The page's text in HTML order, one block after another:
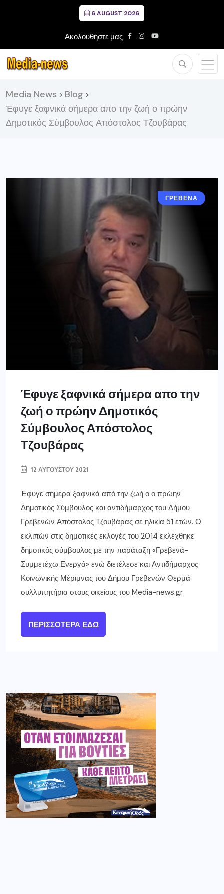
6 AUGUST 2026
Ακολουθήστε μας
Media News > Blog >
Έφυγε ξαφνικά σήμερα απο την ζωή ο πρώην
Δημοτικός Σύμβουλος Απόστολος Τζουβάρας
ΓΡΕΒΕΝΑ
Έφυγε ξαφνικά σήμερα απο την
ζωή ο πρώην Δημοτικός
Σύμβουλος Απόστολος
Τζουβάρας
12 ΑΥΓΟΎΣΤΟΥ 2021
Έφυγε σήμερα ξαφνικά από την ζωή ο ο πρώην
Δημοτικός Σύμβουλος και αντιδήμαρχος του Δήμου
Γρεβενών Απόστολος Τζουβάρας σε ηλικία 51 ετών. Ο
εκλιπών στις δημοτικές εκλογές του 2014 εκλέχθηκε
δηµοτικός σύμβουλος με την παράταξη «Γρεβενά-
Συμμετέχω Ενεργά» ενώ διετέλεσε και Αντιδήμαρχος
Κοινωνικής Μέριμνας του Δήμου Γρεβενών Θερμά
συλλυπητήρια στους οικείους του Media-news.gr
ΠΕΡΙΣΣΌΤΕΡΑ ΕΔΏ